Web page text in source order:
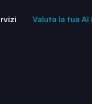
Valuta la tua AI